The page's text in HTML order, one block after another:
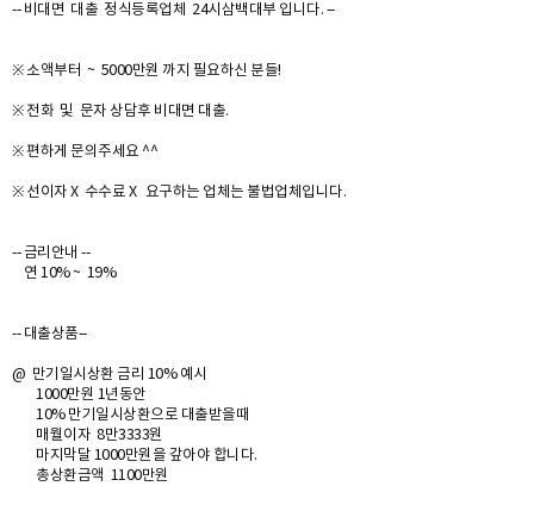
-- 비대면 대출 정식등록업체 24시삼백대부 입니다. --
※ 소액부터 ~ 5000만원 까지 필요하신 분들!
※ 전화 및 문자 상담후 비대면 대출.
※ 편하게 문의주세요 ^^
※ 선이자 X 수수료 X 요구하는 업체는 불법업체입니다.
-- 금리안내 --
연 10% ~ 19%
-- 대출상품--
@ 만기일시상환 금리 10% 예시
1000만원 1년동안
10% 만기일시상환으로 대출받을때
매월이자 8만3333원
마지막달 1000만원을 갚아야 합니다.
총상환금액 1100만원